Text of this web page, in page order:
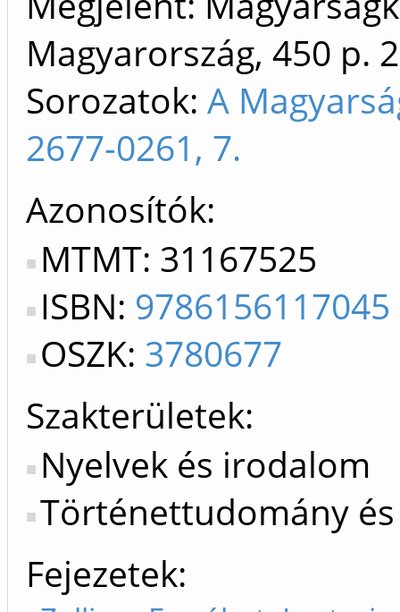
Magyarország, 450 p.
Sorozatok: A
2677-0261, 7.
Azonosítók
MTMT: 31167525
ISBN: 9786156117045
OSZK: 3780677
Szakterületek:
Nyelvek és irodalom
Történettudomány
Fejezetek